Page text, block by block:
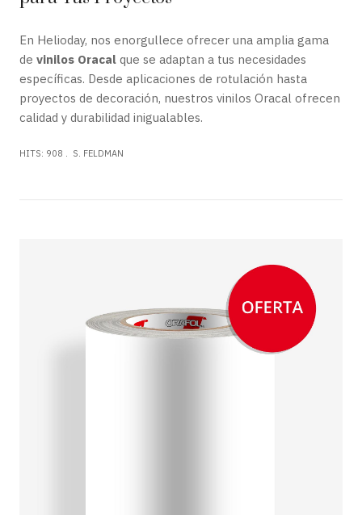
En Helioday, nos enorgullece ofrecer una amplia gama
de vinilos Oracal que se adaptan a tus necesidades
específicas. Desde aplicaciones de rotulación hasta
proyectos de decoración, nuestros vinilos Oracal ofrecen
calidad y durabilidad inigualables.
HITS: 908 S. FELDMAN